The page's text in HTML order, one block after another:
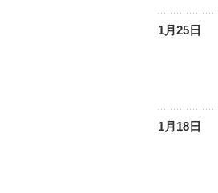
1月25日
1月18日